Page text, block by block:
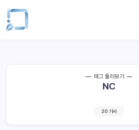
태그 둘러보기
NC
20 기사